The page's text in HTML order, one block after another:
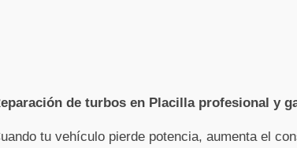
de turbos en Placilla profesional y
tu vehículo pierde potencia, aumenta el